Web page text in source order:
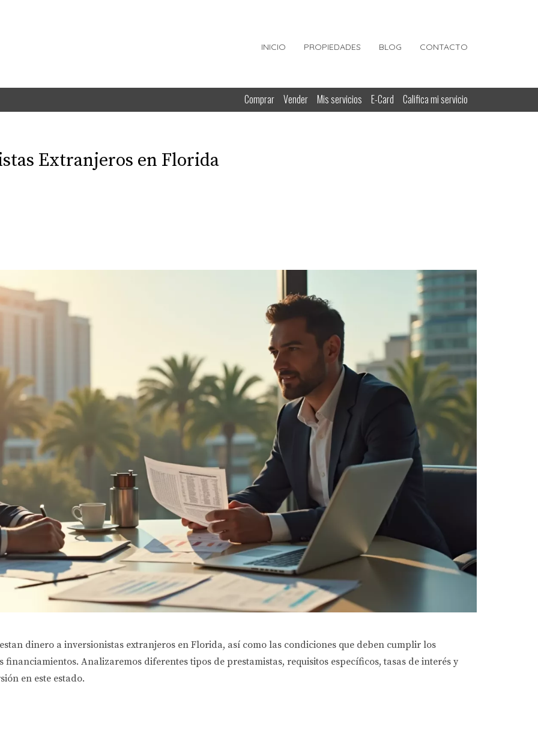
INICIO PROPIEDADES BLOG CONTACTO
Comprar Vender Mis servicios E-Card Califica mi servicio
Extranjeros en Florida
dinero a inversionistas extranjeros en Florida, así como las condiciones que deben cumplir los
financiamientos. Analizaremos diferentes tipos de prestamistas, requisitos específicos, tasas de interés y
en este estado.